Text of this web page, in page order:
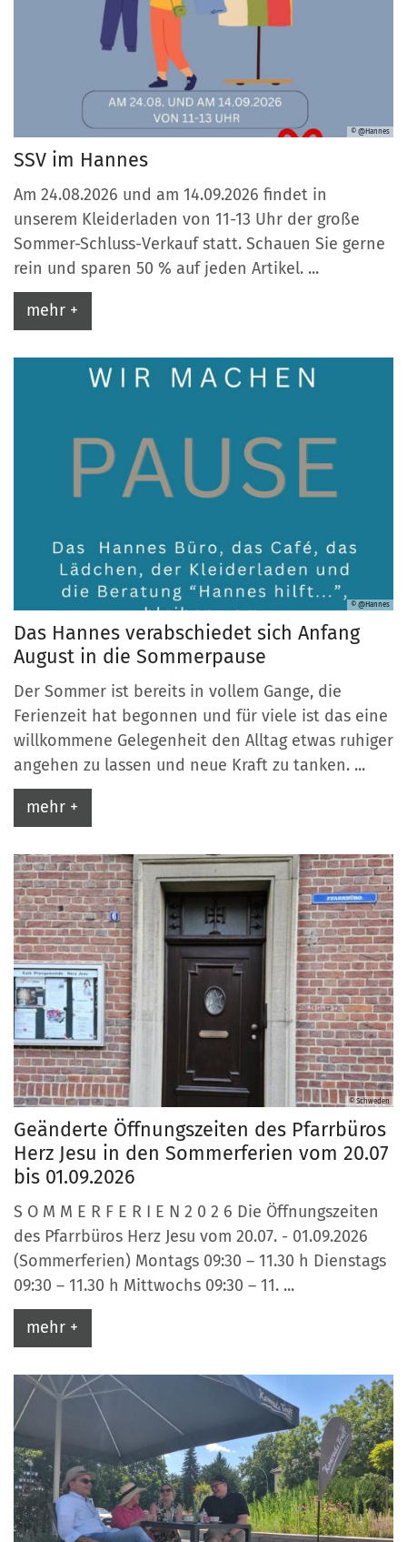
© @Hannes
SSV im Hannes
Am 24.08.2026 und am 14.09.2026 findet in
unserem Kleiderladen von 11-13 Uhr der große
Sommer-Schluss-Verkauf statt. Schauen Sie gerne
rein und sparen 50 % auf jeden Artikel. ...
mehr +
© @Hannes
Das Hannes verabschiedet sich Anfang
August in die Sommerpause
Der Sommer ist bereits in vollem Gange, die
Ferienzeit hat begonnen und für viele ist das eine
willkommene Gelegenheit den Alltag etwas ruhiger
angehen zu lassen und neue Kraft zu tanken. ...
mehr +
© Schweden
Geänderte Öffnungszeiten des Pfarrbüros
Herz Jesu in den Sommerferien vom 20.07
bis 01.09.2026
S O M M E R F E R I E N 2 0 2 6 Die Öffnungszeiten
des Pfarrbüros Herz Jesu vom 20.07. - 01.09.2026
(Sommerferien) Montags 09:30 – 11.30 h Dienstags
09:30 – 11.30 h Mittwochs 09:30 – 11. ...
mehr +